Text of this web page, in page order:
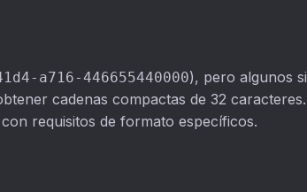
a716-446655440000), pero algunos
cadenas compactas de 32
requisitos de formato específicos.